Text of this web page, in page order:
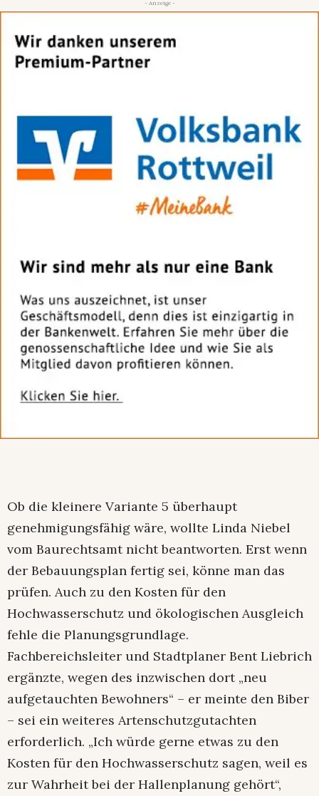
- Anzeige -
Ob die kleinere Variante 5 überhaupt
genehmigungsfähig wäre, wollte Linda Niebel
vom Baurechtsamt nicht beantworten. Erst wenn
der Bebauungsplan fertig sei, könne man das
prüfen. Auch zu den Kosten für den
Hochwasserschutz und ökologischen Ausgleich
fehle die Planungsgrundlage.
Fachbereichsleiter und Stadtplaner Bent Liebrich
ergänzte, wegen des inzwischen dort „neu
aufgetauchten Bewohners“ – er meinte den Biber
– sei ein weiteres Artenschutzgutachten
erforderlich. „Ich würde gerne etwas zu den
Kosten für den Hochwasserschutz sagen, weil es
zur Wahrheit bei der Hallenplanung gehört“,